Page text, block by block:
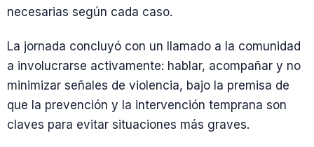
necesarias según cada caso.
La jornada concluyó con un llamado a la comunidad
a involucrarse activamente: hablar, acompañar y no
minimizar señales de violencia, bajo la premisa de
que la prevención y la intervención temprana son
claves para evitar situaciones más graves.